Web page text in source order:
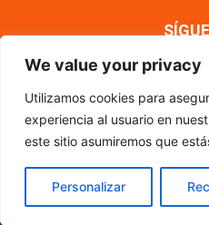
We value your privacy
Utilizamos cookies para
experiencia al usuario en
este sitio asumiremos que
Personalizar
Nosotros
CÓDIGO DE ÉTICA
© Encuentro de